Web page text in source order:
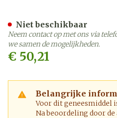
€ 50,21
Belangrijke
Voor dit geneesmiddel
Na beoordeling door
Niet beschikbaar
Neem contact op met ons via
we samen de mogelijkheden.